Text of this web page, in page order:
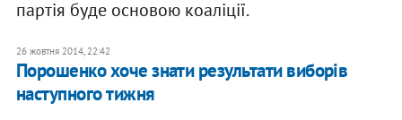
партія буде основою коаліції.
26 жовтня 2014, 22:42
Порошенко хоче знати результати виборів
наступного тижня